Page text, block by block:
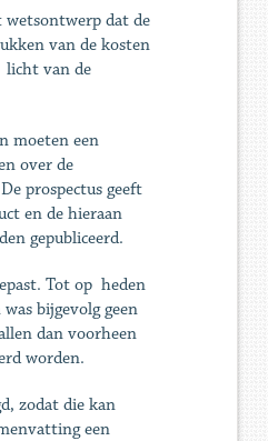
wetsontwerp dat de
van de kosten
licht van de
moeten een
over de
prospectus geeft
en de hieraan
gepubliceerd.
Tot op heden
bijgevolg geen
dan voorheen
worden.
zodat die kan
een